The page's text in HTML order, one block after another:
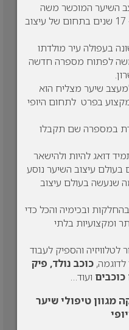
השיער המוכשר משה
עזרא הינו בעל ניסיון של מעל ל- 17 שנים בתחום של עיצוב
בעפולה עיר מולדתו
לפתוח מספרה חדשה
שיער מצליח הוא
בפרט לתחום היופי
במספרה שם תקבלו
דואג להיות ולהישאר
בעולם עיצוב השיער נוסע
שנעשה בעולם עיצוב
ובכימיה והכל כדי
ומקצועיות בלתי
לטלוויזיה והספיק לעבוד
לדוגמה,כוכב נולד, פיק
ועוד…
טיפולי שיער